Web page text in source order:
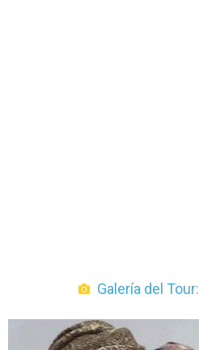
Galería del Tour: